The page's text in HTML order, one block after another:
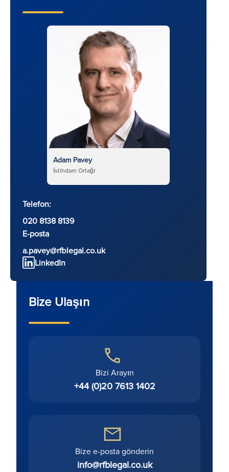
Adam Pavey
İstihdam Ortağı
Telefon:
020 8138 8139
E-posta
a.pavey@rfblegal.co.uk
LinkedIn
Bize Ulaşın
Bizi Arayın
+44 (0)20 7613 1402
Bize e-posta gönderin
info@rfblegal.co.uk